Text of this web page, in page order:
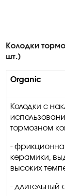
Колодки
шт.)
Organic
Колодки с
тормозном
-
керамики,
высоких
- длительный